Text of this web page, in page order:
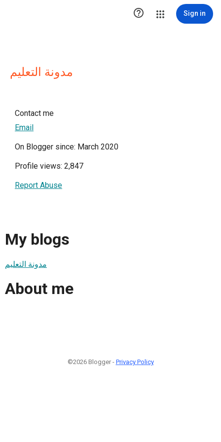
 Sign in
مدونة التعليم
Contact me
Email
On Blogger since: March 2020
Profile views: 2,847
Report Abuse
My blogs
مدونة التعليم
About me
©2026 Blogger - Privacy Policy